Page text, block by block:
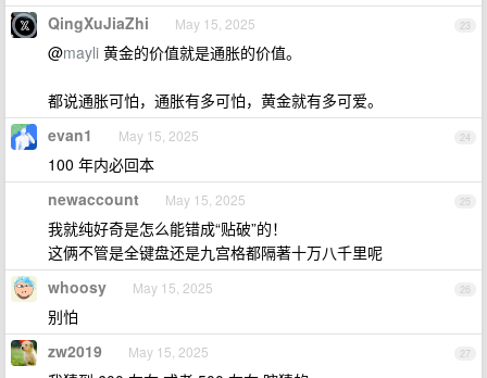
23
QingXuJiaZhi May 15, 2025
@mayli 黄金的价值就是通胀的价值。
都说通胀可怕，通胀有多可怕，黄金就有多可爱。
24
evan1 May 15, 2025
100 年内必回本
25
newaccount May 15, 2025
我就纯好奇是怎么能错成“贴破”的！
这俩不管是全键盘还是九宫格都隔著十万八千里呢
26
whoosy May 15, 2025
别怕
27
zw2019 May 15, 2025